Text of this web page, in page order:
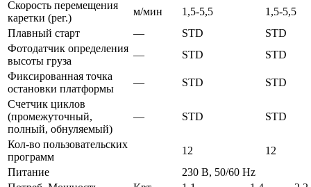
Скорость перемещения
каретки (рег.)
м/мин 1,5-5,5
1,5-5,5
Плавный старт
— STD
STD
Фотодатчик определения
высоты груза
— STD
STD
Фиксированная точка
остановки платформы
— STD
STD
Счетчик циклов
(промежуточный,
полный, обнуляемый)
— STD STD
Кол-во пользовательских
программ
12
12
Питание
230 В, 50/60 Hz